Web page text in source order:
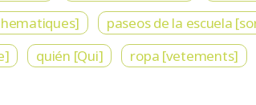
paseos de la escuela
quién [Qui] ropa [vetements]